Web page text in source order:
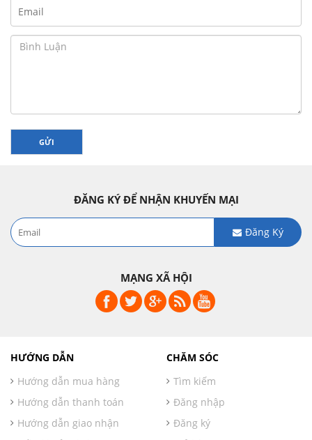
GỬI
ĐĂNG KÝ ĐỂ NHẬN KHUYẾN MẠI
Đăng Ký
MẠNG XÃ HỘI
HƯỚNG DẪN
Hướng dẫn mua hàng
Hướng dẫn thanh toán
Hướng dẫn giao nhận
CHĂM SÓC
Tìm kiếm
Đăng nhập
Đăng ký